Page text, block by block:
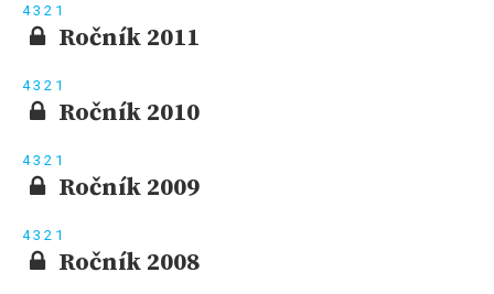
43 2 1
Ročník 2011
43 2 1
Ročník 2010
43 2 1
Ročník 2009
43 2 1
Ročník 2008